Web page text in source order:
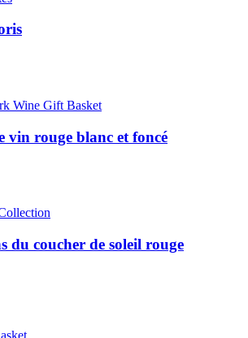
vin rouge blanc et foncé
du coucher de soleil rouge